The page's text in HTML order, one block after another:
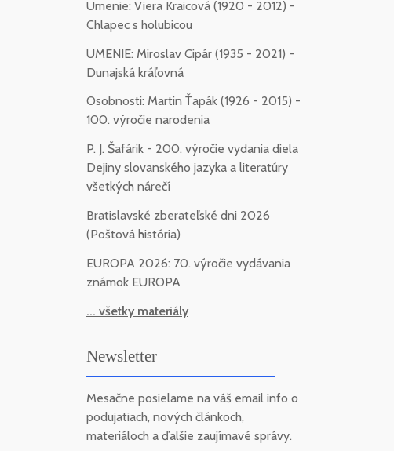
Umenie: Viera Kraicová (1920 - 2012) -
Chlapec s holubicou
UMENIE: Miroslav Cipár (1935 - 2021) -
Dunajská kráľovná
Osobnosti: Martin Ťapák (1926 - 2015) -
100. výročie narodenia
P. J. Šafárik - 200. výročie vydania diela
Dejiny slovanského jazyka a literatúry
všetkých nárečí
Bratislavské zberateľské dni 2026
(Poštová história)
EUROPA 2026: 70. výročie vydávania
známok EUROPA
... všetky materiály
Newsletter
Mesačne posielame na váš email info o
podujatiach, nových článkoch,
materiáloch a ďalšie zaujímavé správy.